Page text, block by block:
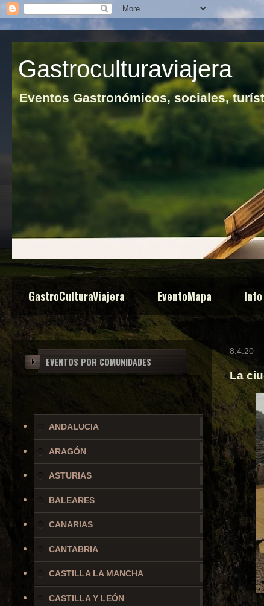
Gastroculturaviajera
Eventos Gastronómicos, sociales,
GastroCulturaViajera EventoMapa
8.4.20
La
EVENTOS POR COMUNIDADES
ANDALUCIA
ARAGÓN
ASTURIAS
BALEARES
CANARIAS
CANTABRIA
CASTILLA LA MANCHA
CASTILLA Y LEÓN